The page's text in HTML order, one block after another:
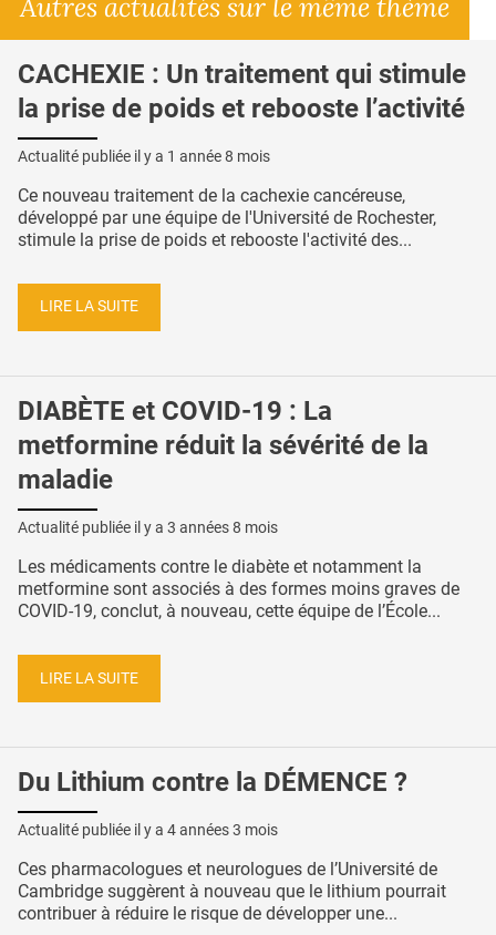
CACHEXIE : Un traitement qui stimule
la prise de poids et rebooste l’activité
Actualité publiée il y a 1 année 8 mois
Ce nouveau traitement de la cachexie cancéreuse,
développé par une équipe de l'Université de Rochester,
stimule la prise de poids et rebooste l'activité des...
LIRE LA SUITE
DIABÈTE et COVID-19 : La
metformine réduit la sévérité de la
maladie
Actualité publiée il y a 3 années 8 mois
Les médicaments contre le diabète et notamment la
metformine sont associés à des formes moins graves de
COVID-19, conclut, à nouveau, cette équipe de l’École...
LIRE LA SUITE
Du Lithium contre la DÉMENCE ?
Actualité publiée il y a 4 années 3 mois
Ces pharmacologues et neurologues de l’Université de
Cambridge suggèrent à nouveau que le lithium pourrait
contribuer à réduire le risque de développer une...